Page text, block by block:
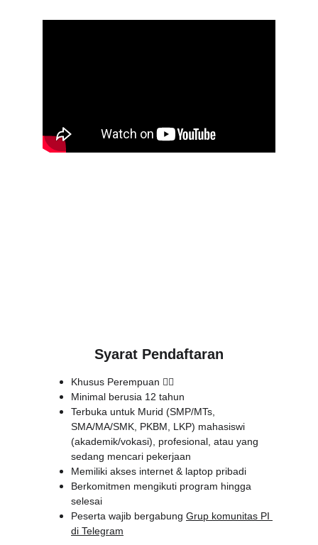
Syarat Pendaftaran
Khusus Perempuan 🙋‍♀️
Minimal berusia 12 tahun
Terbuka untuk Murid (SMP/MTs,
SMA/MA/SMK, PKBM, LKP) mahasiswi
(akademik/vokasi), profesional, atau yang
sedang mencari pekerjaan
Memiliki akses internet & laptop pribadi
Berkomitmen mengikuti program hingga
selesai
Peserta wajib bergabung Grup komunitas PI
di Telegram